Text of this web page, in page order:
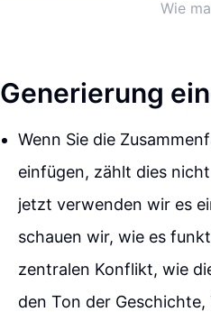
Wie
Generierung
Wenn Sie die
einfügen, zählt dies
jetzt verwenden wir es
schauen wir, wie es
zentralen Konflikt, wie
den Ton der